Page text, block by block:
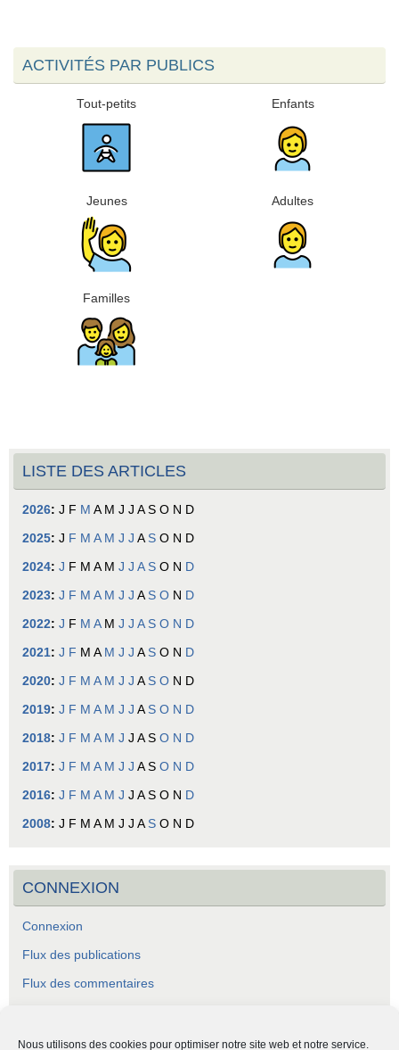
Nous utilisons des cookies pour optimiser notre site web et notre service.
ACTIVITÉS PAR PUBLICS
Tout-petits Enfants
Jeunes Adultes
Familles
LISTE DES ARTICLES
2026: J F M A M J J A S O N D
2025: J F M A M J J A S O N D
2024: J F M A M J J A S O N D
2023: J F M A M J J A S O N D
2022: J F M A M J J A S O N D
2021: J F M A M J J A S O N D
2020: J F M A M J J A S O N D
2019: J F M A M J J A S O N D
2018: J F M A M J J A S O N D
2017: J F M A M J J A S O N D
2016: J F M A M J J A S O N D
2008: J F M A M J J A S O N D
CONNEXION
Connexion
Flux des publications
Flux des commentaires